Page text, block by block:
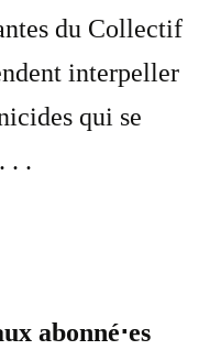
du Collectif
interpeller
qui se
. .
abonné⋅es